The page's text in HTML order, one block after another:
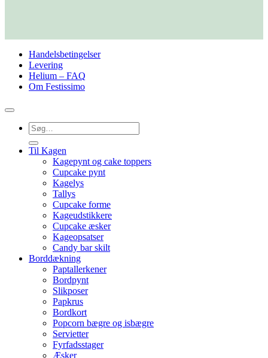
Handelsbetingelser
Levering
Helium – FAQ
Om Festissimo
Søg
efter:
Til Kagen
Kagepynt og cake toppers
Cupcake pynt
Kagelys
Tallys
Cupcake forme
Kageudstikkere
Cupcake æsker
Kageopsatser
Candy bar skilt
Borddækning
Paptallerkener
Bordpynt
Slikposer
Papkrus
Bordkort
Popcorn bægre og isbægre
Servietter
Fyrfadsstager
Æsker